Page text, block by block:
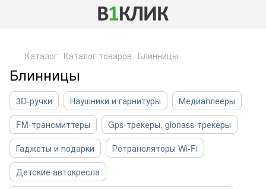
Каталог Каталог товаров Блинницы
Блинницы
3D-ручки Наушники и гарнитуры
Медиаплееры
FM-трансмиттеры
Gps-трекеры, glonass-трекеры
Гаджеты и подарки
Ретрансляторы Wi-Fi
Детские автокресла